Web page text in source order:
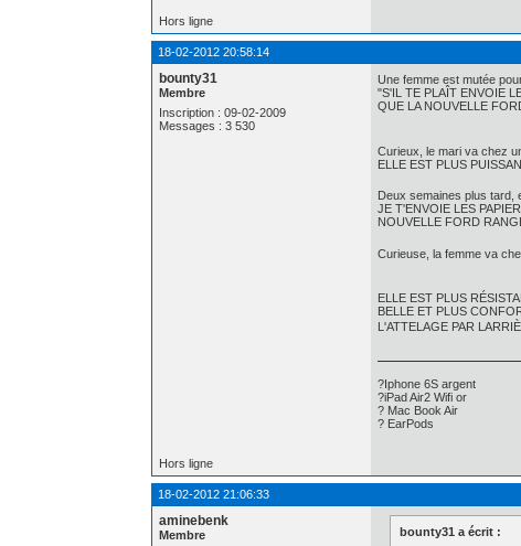
Hors ligne
18-02-2012 20:58:14
bounty31
Membre
Inscription : 09-02-2009
Messages : 3 530
Une femme est mutée
"S'IL TE PLAÎT ENVOIE
QUE LA NOUVELLE
Curieux, le mari va chez
ELLE EST PLUS
Deux semaines plus tard,
JE T'ENVOIE LES
NOUVELLE FORD
Curieuse, la femme va
ELLE EST PLUS
BELLE ET PLUS
L'ATTELAGE PAR
?Iphone 6S argent
?iPad Air2 Wifi or
? Mac Book Air
? EarPods
Hors ligne
18-02-2012 21:06:33
aminebenk
Membre
bounty31 a écrit :